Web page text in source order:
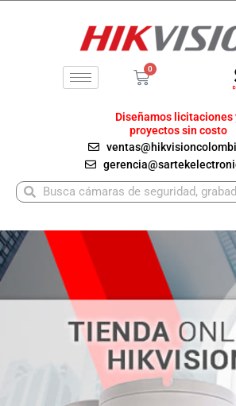
0
Carrito
Diseñamos licitaciones
proyectos sin costo
BuscarBuscar